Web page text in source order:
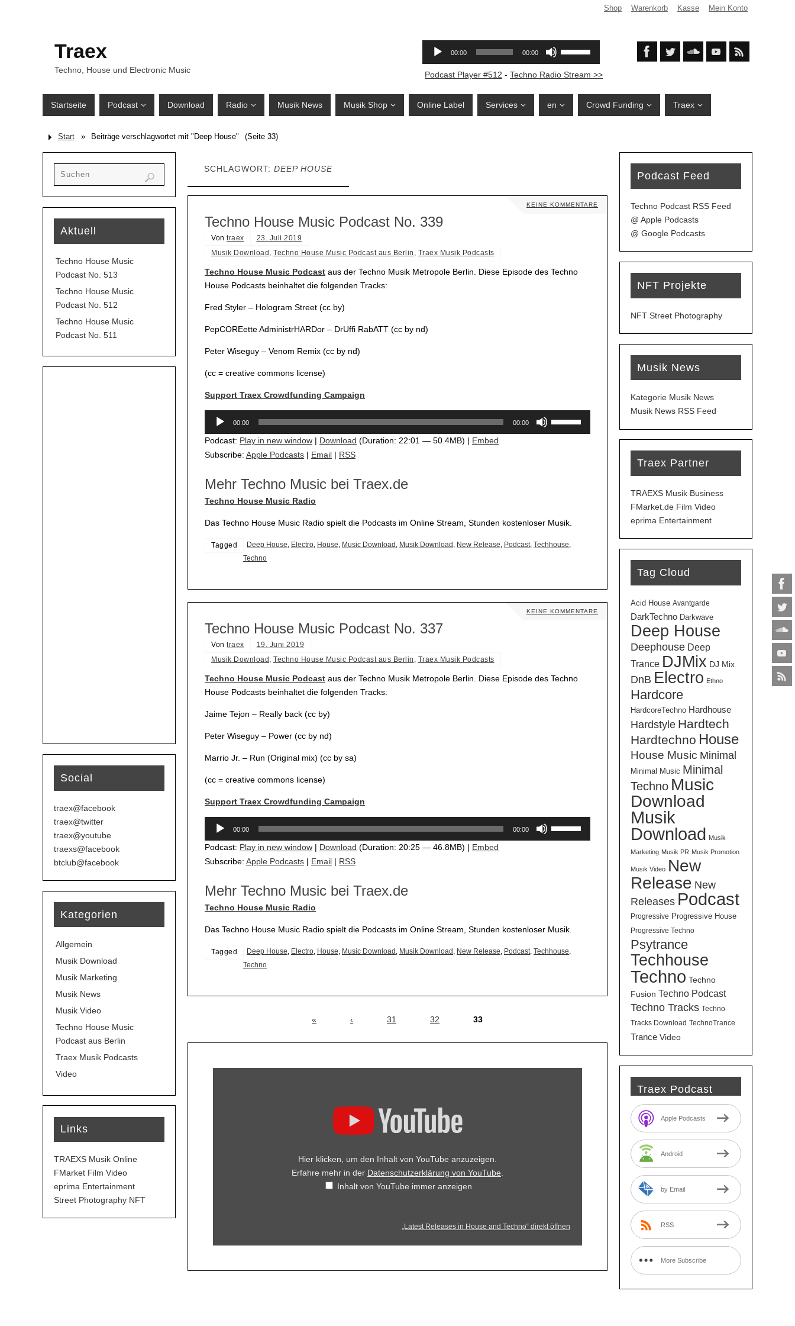
Shop Warenkorb Kasse Mein Konto
Traex
Techno, House und Electronic Music Podcast Player #512 - Techno Radio Stream >>
Startseite Podcast Download Radio Musik News Musik Shop Online Label Services en Crowd Funding Traex
Start » Beiträge verschlagwortet mit "Deep House" (Seite 33)
SCHLAGWORT: DEEP HOUSE
KEINE KOMMENTARE
Techno House Music Podcast No. 339
Von traex
23. Juli 2019
Musik Download , Techno House Music Podcast aus Berlin , Traex Musik Podcasts
Techno House Music Podcast aus der Techno Musik Metropole Berlin. Diese Episode des Techno
House Podcasts beinhaltet die folgenden Tracks:
Fred Styler – Hologram Street (cc by)
PepCOREette AdministrHARDor – DrUffi RabATT (cc by nd)
Peter Wiseguy – Venom Remix (cc by nd)
(cc = creative commons license)
Support Traex Crowdfunding Campaign
Audio-
00:00 00:00
Podcast: Play in new window | Download (Duration: 22:01 — 50.4MB) | Embed
Subscribe: Apple Podcasts | Email | RSS
Mehr Techno Music bei Traex.de
Techno House Music Radio
Das Techno House Music Radio spielt die Podcasts im Online Stream, Stunden kostenloser Musik.
Tagged Deep House, Electro, House, Music Download , Musik Download , New Release, Podcast, Techhouse,
Techno
KEINE KOMMENTARE
Techno House Music Podcast No. 337
Von traex
19. Juni 2019
Musik Download, Techno House Music Podcast aus Berlin , Traex Musik Podcasts
Techno House Music Podcast aus der Techno Musik Metropole Berlin. Diese Episode des Techno
House Podcasts beinhaltet die folgenden Tracks:
Jaime Tejon – Really back (cc by)
Peter Wiseguy – Power (cc by nd)
Marrio Jr. – Run (Original mix) (cc by sa)
(cc = creative commons license)
Support Traex Crowdfunding Campaign
Audio-
00:00 00:00
Podcast: Play in new window | Download (Duration: 20:25 — 46.8MB) | Embed
Subscribe: Apple Podcasts | Email | RSS
Mehr Techno Music bei Traex.de
Techno House Music Radio
Das Techno House Music Radio spielt die Podcasts im Online Stream, Stunden kostenloser Musik.
Tagged Deep House, Electro, House, Music Download, Musik Download, New Release, Podcast, Techhouse,
Techno
« ‹ 31 32 33
Hier klicken, um den Inhalt von YouTube anzuzeigen.
Erfahre mehr in der Datenschutzerklärung von YouTube
Inhalt von YouTube immer anzeigen
„Latest Releases in House and Techno“ direkt öffnen
Aktuell
Techno House Music
Podcast No. 513
Techno House Music
Podcast No. 512
Techno House Music
Podcast No. 511
Social
traex@facebook
traex@twitter
traex@youtube
traexs@facebook
btclub@facebook
Kategorien
Allgemein
Musik Download
Musik Marketing
Musik News
Musik Video
Techno House Music
Podcast aus Berlin
Traex Musik Podcasts
Video
Links
TRAEXS Musik Online
FMarket Film Video
eprima Entertainment
Street Photography NFT
Podcast Feed
Techno Podcast RSS Feed
@ Apple Podcasts
@ Google Podcasts
NFT Projekte
NFT Street Photography
Musik News
Kategorie Musik News
Musik News RSS Feed
Traex Partner
TRAEXS Musik Business
FMarket.de Film Video
eprima Entertainment
Tag Cloud
Acid House Avantgarde
DarkTechno Darkwave
Deep House
Deephouse Deep
Trance DJMix DJ Mix
DnB Electro Ethno
Hardcore
HardcoreTechno Hardhouse
Hardstyle Hardtech
Hardtechno House
House Music Minimal
Minimal Music Minimal
Techno Music
Download
Musik
Download Musik
Marketing Musik PR Musik Promotion
Musik Video New
Release New
Releases Podcast
Progressive Progressive House
Progressive Techno
Psytrance
Techhouse
Techno Techno
Fusion Techno Podcast
Techno Tracks Techno
Tracks Download TechnoTrance
Trance Video
Traex Podcast
Apple Podcasts
Android
by Email
RSS
More Subscribe
Options